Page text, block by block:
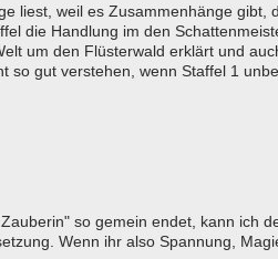
liest, weil es Zusammenhänge gibt,
die Handlung im den
um den Flüsterwald erklärt und
so gut verstehen, wenn Staffel 1
so gemein endet, kann ich
Wenn ihr also Spannung,